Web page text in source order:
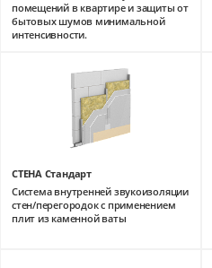
помещений в квартире и защиты от
бытовых шумов минимальной
интенсивности.
СТЕНА Стандарт
Система внутренней звукоизоляции
стен/перегородок с применением
плит из каменной ваты